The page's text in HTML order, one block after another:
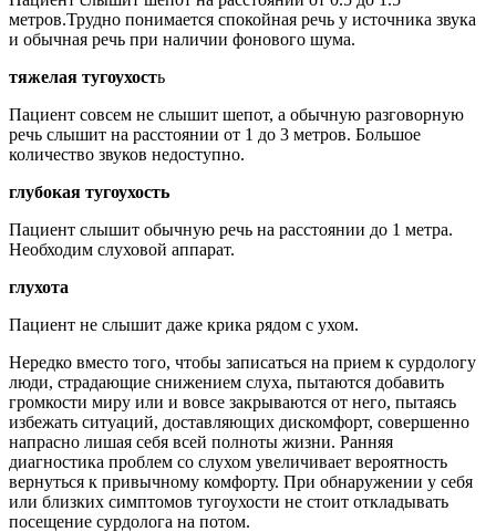
метров.Трудно понимается спокойная речь у источника звука
и обычная речь при наличии фонового шума.
тяжелая тугоухость
Пациент совсем не слышит шепот, а обычную разговорную
речь слышит на расстоянии от 1 до 3 метров. Большое
количество звуков недоступно.
глубокая тугоухость
Пациент слышит обычную речь на расстоянии до 1 метра.
Необходим слуховой аппарат.
глухота
Пациент не слышит даже крика рядом с ухом.
Нередко вместо того, чтобы записаться на прием к сурдологу
люди, страдающие снижением слуха, пытаются добавить
громкости миру или и вовсе закрываются от него, пытаясь
избежать ситуаций, доставляющих дискомфорт, совершенно
напрасно лишая себя всей полноты жизни. Ранняя
диагностика проблем со слухом увеличивает вероятность
вернуться к привычному комфорту. При обнаружении у себя
или близких симптомов тугоухости не стоит откладывать
посещение сурдолога на потом.